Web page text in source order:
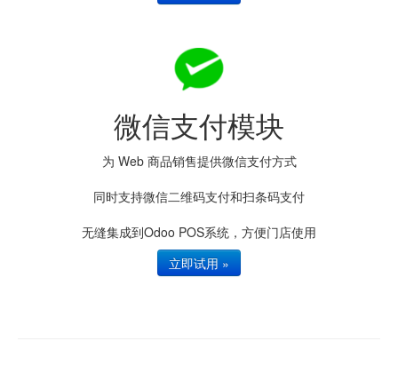
微信支付模块
为 Web 商品销售提供微信支付方式
同时支持微信二维码支付和扫条码支付
无缝集成到Odoo POS系统，方便门店使用
立即试用 »